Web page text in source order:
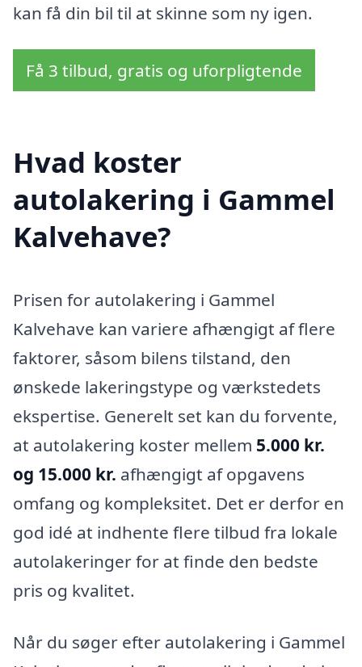
kan få din bil til at skinne som ny igen.
Få 3 tilbud, gratis og uforpligtende
Hvad koster
autolakering i Gammel
Kalvehave?
Prisen for autolakering i Gammel
Kalvehave kan variere afhængigt af flere
faktorer, såsom bilens tilstand, den
ønskede lakeringstype og værkstedets
ekspertise. Generelt set kan du forvente,
at autolakering koster mellem 5.000 kr.
og 15.000 kr. afhængigt af opgavens
omfang og kompleksitet. Det er derfor en
god idé at indhente flere tilbud fra lokale
autolakeringer for at finde den bedste
pris og kvalitet.
Når du søger efter autolakering i Gammel